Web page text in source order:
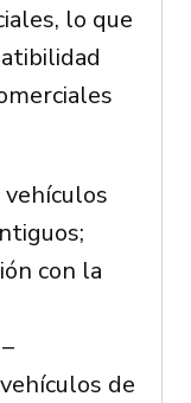
lo que
vehículos
con la
–
de